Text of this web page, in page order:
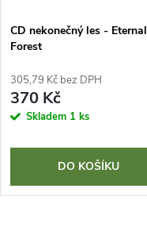
CD nekonečný les - Eternal
Forest
305,79 Kč bez DPH
370 Kč
Skladem 1 ks
DO KOŠÍKU